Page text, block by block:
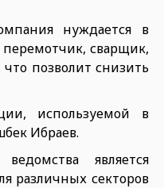
нуждается в
сварщик,
позволит снизить
используемой в
Ибраев.
является
различных секторов